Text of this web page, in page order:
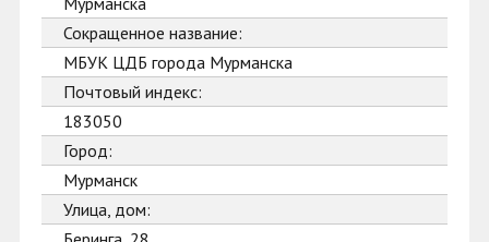
Сокращенное название:
МБУК ЦДБ города Мурманска
Почтовый индекс:
183050
Город:
Мурманск
Улица, дом: